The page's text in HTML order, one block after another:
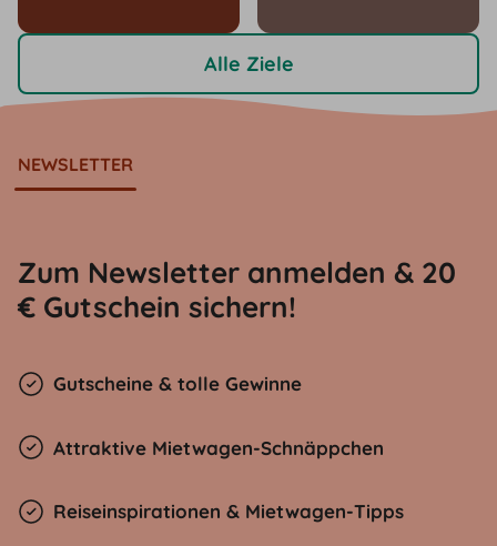
Alle Ziele
NEWSLETTER
Zum Newsletter anmelden & 20
€ Gutschein sichern!
Gutscheine & tolle Gewinne
Attraktive Mietwagen-Schnäppchen
Reiseinspirationen & Mietwagen-Tipps